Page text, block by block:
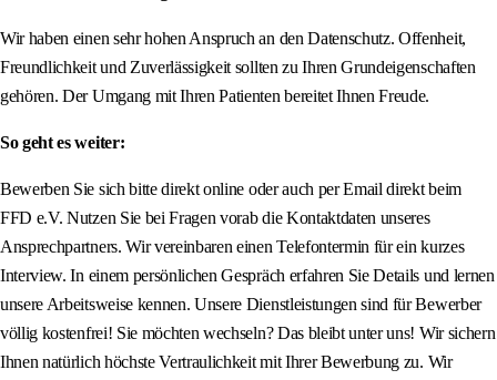
Wir haben einen sehr hohen Anspruch an den Datenschutz. Offenheit,
Freundlichkeit und Zuverlässigkeit sollten zu Ihren Grundeigenschaften
gehören. Der Umgang mit Ihren Patienten bereitet Ihnen Freude.
So geht es weiter:
Bewerben Sie sich bitte direkt online oder auch per Email direkt beim
FFD e.V. Nutzen Sie bei Fragen vorab die Kontaktdaten unseres
Ansprechpartners. Wir vereinbaren einen Telefontermin für ein kurzes
Interview. In einem persönlichen Gespräch erfahren Sie Details und lernen
unsere Arbeitsweise kennen. Unsere Dienstleistungen sind für Bewerber
völlig kostenfrei! Sie möchten wechseln? Das bleibt unter uns! Wir sichern
Ihnen natürlich höchste Vertraulichkeit mit Ihrer Bewerbung zu. Wir